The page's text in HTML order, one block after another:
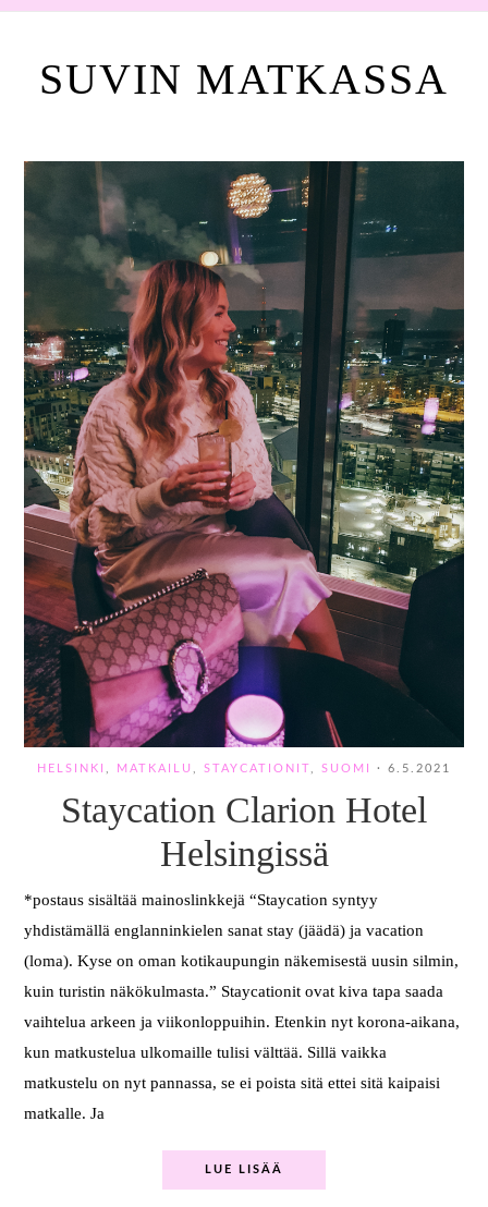
SUVIN MATKASSA
HELSINKI MATKAILU STAYCATIONIT SUOMI · 6.5.2021
Staycation Clarion Hotel
Helsingissä
*postaus sisältää mainoslinkkejä “Staycation syntyy
yhdistämällä englanninkielen sanat stay (jäädä) ja vacation
(loma). Kyse on oman kotikaupungin näkemisestä uusin silmin,
kuin turistin näkökulmasta.” Staycationit ovat kiva tapa saada
vaihtelua arkeen ja viikonloppuihin. Etenkin nyt korona-aikana,
kun matkustelua ulkomaille tulisi välttää. Sillä vaikka
matkustelu on nyt pannassa, se ei poista sitä ettei sitä kaipaisi
matkalle. Ja
LUE LISÄÄ